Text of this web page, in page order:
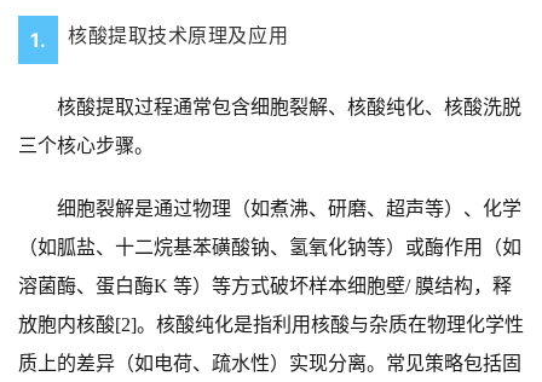
1. 核酸提取技术原理及应用
核酸提取过程通常包含细胞裂解、核酸纯化、核酸洗脱
三个核心步骤。
细胞裂解是通过物理（如煮沸、研磨、超声等）、化学
（如胍盐、十二烷基苯磺酸钠、氢氧化钠等）或酶作用（如
溶菌酶、蛋白酶K 等）等方式破坏样本细胞壁/ 膜结构，释
放胞内核酸[2]。核酸纯化是指利用核酸与杂质在物理化学性
质上的差异（如电荷、疏水性）实现分离。常见策略包括固